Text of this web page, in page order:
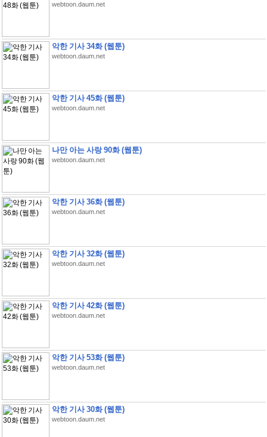
webtoon.daum.net
악한 기사 34화 (웹툰)
webtoon.daum.net
악한 기사 45화 (웹툰)
webtoon.daum.net
나만 아는 사랑 90화 (웹툰)
webtoon.daum.net
악한 기사 36화 (웹툰)
webtoon.daum.net
악한 기사 32화 (웹툰)
webtoon.daum.net
악한 기사 42화 (웹툰)
webtoon.daum.net
악한 기사 53화 (웹툰)
webtoon.daum.net
악한 기사 30화 (웹툰)
webtoon.daum.net